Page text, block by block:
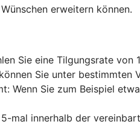
erweitern können.
Sie eine Tilgungsrate von
Sie unter
Wenn Sie zum Beispiel
mal innerhalb der